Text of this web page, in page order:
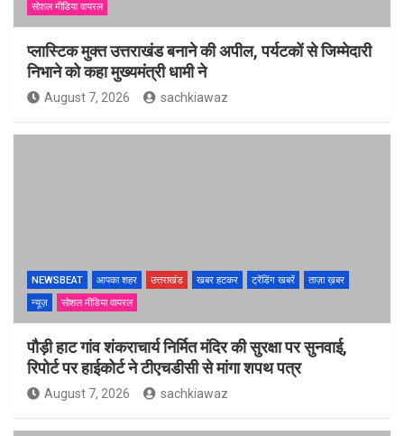
सोशल मीडिया वायरल
प्लास्टिक मुक्त उत्तराखंड बनाने की अपील, पर्यटकों से जिम्मेदारी
निभाने को कहा मुख्यमंत्री धामी ने
August 7, 2026 sachkiawaz
NEWSBEAT आपका शहर उत्तराखंड खबर हटकर ट्रेंडिंग खबरें
ताज़ा ख़बर
न्यूज़
सोशल मीडिया वायरल
पौड़ी हाट गांव शंकराचार्य निर्मित मंदिर की सुरक्षा पर सुनवाई,
रिपोर्ट पर हाईकोर्ट ने टीएचडीसी से मांगा शपथ पत्र
August 7, 2026 sachkiawaz